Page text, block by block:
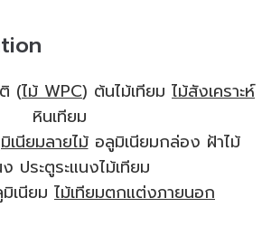
(ไม้ WPC) ต้นไม้เทียม ไม้สังเคราะห์
หินเทียม
เนียมลายไม้อลูมิเนียมกล่อง ฝ้าไม้
ง ประตูระแนงไม้เทียม
เนียม ไม้เทียมตกแต่งภายนอก